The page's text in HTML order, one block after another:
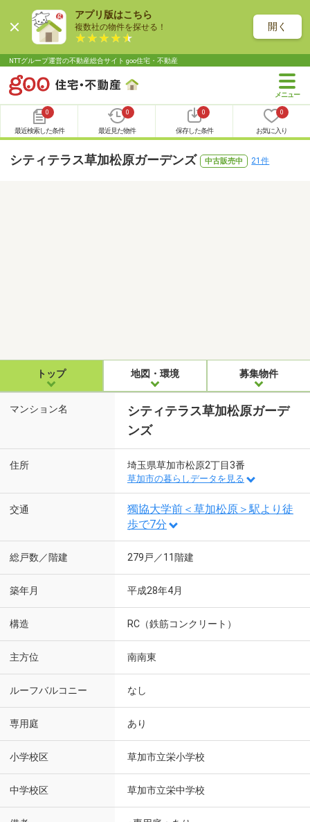
アプリ版はこちら
複数社の物件を探せる！ 開く
NTTグループ運営の不動産総合サイト goo住宅・不動産
0
最近検索した条件
0
最近見た物件
0
保存した条件
0
お気に入り
シティテラス草加松原ガーデンズ 中古販売中 21件
トップ 地図・環境 募集物件
マンション名
シティテラス草加松原ガーデ
ンズ
住所 埼玉県草加市松原2丁目3番
草加市の暮らしデータを見る
交通
獨協大学前＜草加松原＞駅より徒
歩で7分
総戸数／階建 279戸／11階建
築年月 平成28年4月
構造 RC（鉄筋コンクリート）
主方位 南南東
ルーフバルコニー なし
専用庭 あり
小学校区 草加市立栄小学校
中学校区 草加市立栄中学校